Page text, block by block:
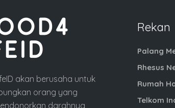
akan berusaha untuk
orang yang
darahnya
Rekan
Palang
Rhesus
Rumah
Telkom